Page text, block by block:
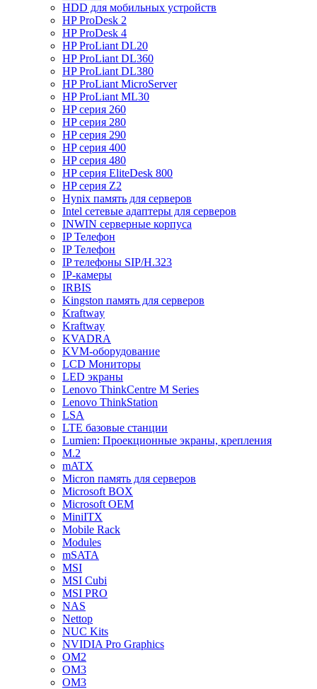
HDD для мобильных устройств
HP ProDesk 2
HP ProDesk 4
HP ProLiant DL20
HP ProLiant DL360
HP ProLiant DL380
HP ProLiant MicroServer
HP ProLiant ML30
HP серия 260
HP серия 280
HP серия 290
HP серия 400
HP серия 480
HP серия EliteDesk 800
HP серия Z2
Hynix память для серверов
Intel сетевые адаптеры для серверов
INWIN серверные корпуса
IP Телефон
IP Телефон
IP телефоны SIP/H.323
IP-камеры
IRBIS
Kingston память для серверов
Kraftway
Kraftway
KVADRA
KVM-оборудование
LCD Мониторы
LED экраны
Lenovo ThinkCentre M Series
Lenovo ThinkStation
LSA
LTE базовые станции
Lumien: Проекционные экраны, крепления
M.2
mATX
Micron память для серверов
Microsoft BOX
Microsoft OEM
MiniITX
Mobile Rack
Modules
mSATA
MSI
MSI Cubi
MSI PRO
NAS
Nettop
NUC Kits
NVIDIA Pro Graphics
OM2
OM3
OM3